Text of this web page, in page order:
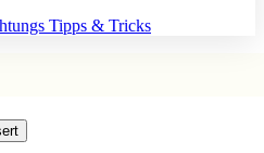
Tipps & Tricks